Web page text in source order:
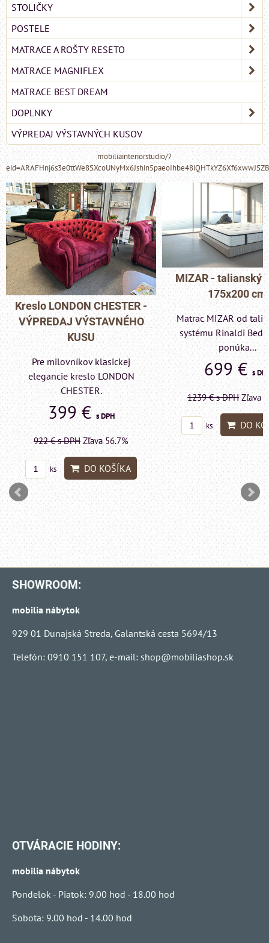
STOLIČKY
POSTELE
MATRACE A ROŠTY RESETO
MATRACE MAGNIFLEX
MATRACE BEST DREAM
DOPLNKY
VÝPREDAJ VÝSTAVNÝCH KUSOV
mobiliainteriorstudio/?
MIZAR - talianský matrac
175x200 cm
Matrac MIZAR od talianskeho
systému Rinaldi Bed System
ponúka...
699 €s DPH
1239 €s DPH Zľava 43.6%
ks DO KOŠÍKA
Pohovka LONDON
- VÝPREDAJ
KUSU
Pre milovníkov
elegancie kreslo a
LONDON
599 €s
1415 €s DPH Zľava
ks DO
SHOWROOM:
mobilia nábytok
929 01 Dunajská Streda, Galantská cesta 5694/13
Telefón: 0910 151 107, e-mail: shop@mobiliashop.sk
OTVÁRACIE HODINY:
mobilia nábytok
Pondelok - Piatok: 9.00 hod - 18.00 hod
Sobota: 9.00 hod - 14.00 hod